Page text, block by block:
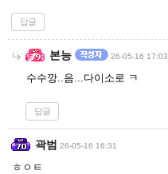
답글
본능 26-05-16 17:03
수수깡..음...다이소로 ㅋ
답글
곽범 26-05-16 16:31
ㅎㅇㅌ